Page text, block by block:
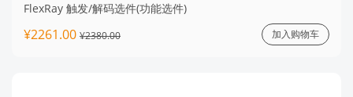
FlexRay 触发/解码选件(功能选件)
¥2261.00 ¥2380.00 加入购物车